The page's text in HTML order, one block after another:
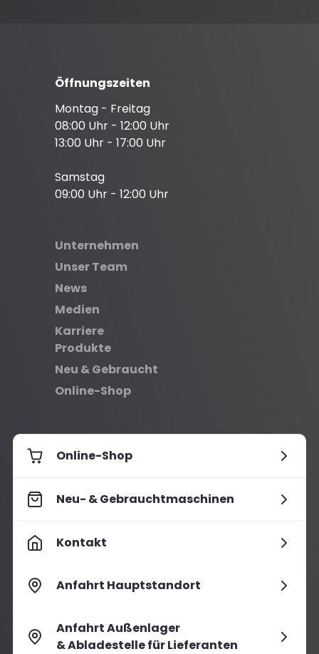
Öffnungszeiten
Montag - Freitag
08:00 Uhr - 12:00 Uhr
13:00 Uhr - 17:00 Uhr
Samstag
09:00 Uhr - 12:00 Uhr
Unternehmen
Unser Team
News
Medien
Karriere
Produkte
Neu & Gebraucht
Online-Shop
Online-Shop
Neu- & Gebrauchtmaschinen
Kontakt
Anfahrt Hauptstandort
Anfahrt Außenlager
& Abladestelle für Lieferanten